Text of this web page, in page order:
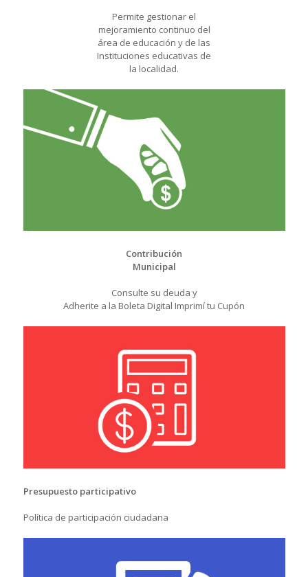
Permite gestionar el
mejoramiento continuo del
área de educación y de las
Instituciones educativas de
la localidad.
Contribución
Municipal
Consulte su deuda y
Adherite a la Boleta Digital Imprimí tu Cupón
Presupuesto participativo
Política de participación ciudadana